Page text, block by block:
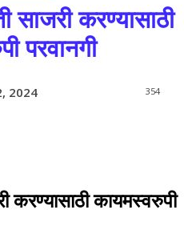
करण्यासाठी
परवानगी
2024 354
कायमस्वरुपी